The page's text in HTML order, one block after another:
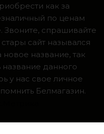
как за
по ценам
Звоните, спрашивайте
сайт назывался
название, так
данного
у нас свое личное
Белмагазин.